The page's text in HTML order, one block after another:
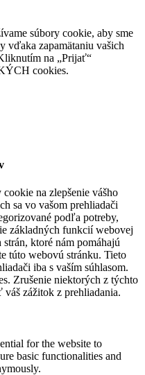
súbory cookie, aby sme
vďaka zapamätaniu vašich
na „Prijať“
cookies.
na zlepšenie vášho
sa vo vašom prehliadači
podľa potreby,
základných funkcií webovej
ktoré nám pomáhajú
túto webovú stránku. Tieto
iba s vaším súhlasom.
Zrušenie niektorých z týchto
zážitok z prehliadania.
for the website to
basic functionalities and